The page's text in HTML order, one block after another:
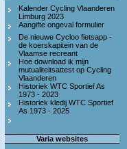
Kalender Cycling Vlaanderen
Limburg 2023
Aangifte ongeval formulier
De nieuwe Cycloo fietsapp -
de koerskapitein van de
Vlaamse recreant
Hoe download ik mijn
mutualiteitsattest op Cycling
Vlaanderen
Historiek WTC Sportief As
1973 - 2023
Historiek kledij WTC Sportief
As 1973 - 2025
Varia websites